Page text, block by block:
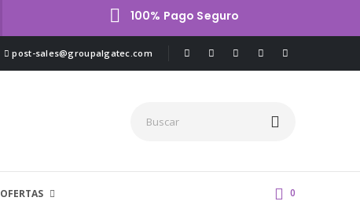
100% Pago Seguro
post-sales@groupalgatec.com
OFERTAS 0